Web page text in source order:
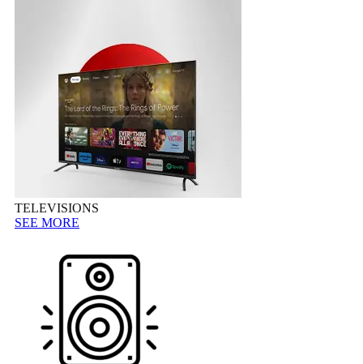
TELEVISIONS
SEE MORE